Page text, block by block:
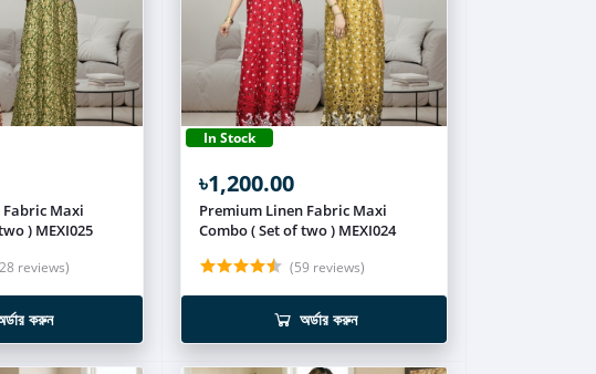
Maxi
) MEXI025
reviews)
করুন
In Stock
৳1,200.00
Premium Linen Fabric Maxi
Combo ( Set of two ) MEXI024
(59 reviews)
অর্ডার করুন